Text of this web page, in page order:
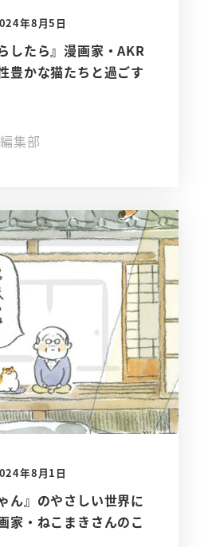
年8月5日
したら』漫画家・AKR
豊かな猫たちと過ごす
集部
年8月1日
ん』のやさしい世界に
家・ねこまきさんのこ